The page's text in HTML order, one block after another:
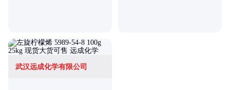
武汉远成化学有限公司